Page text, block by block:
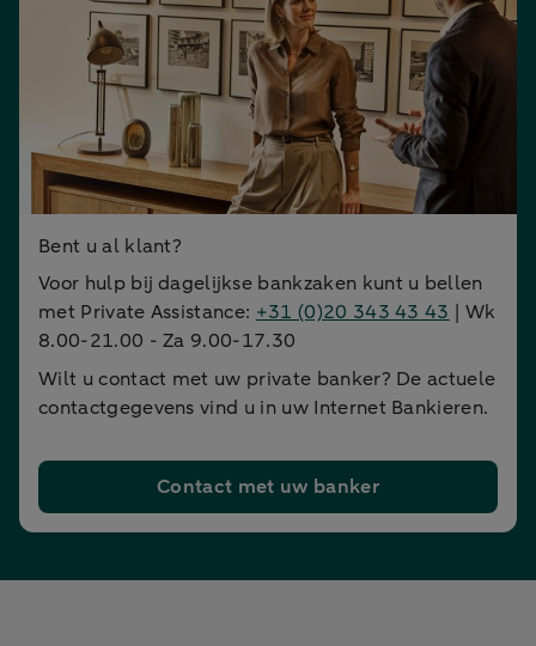
Bent u al klant?
Voor hulp bij dagelijkse bankzaken kunt u bellen
met Private Assistance: +31 (0)20 343 43 43 | Wk
8.00-21.00 - Za 9.00-17.30
Wilt u contact met uw private banker? De actuele
contactgegevens vind u in uw Internet Bankieren.
Contact met uw banker